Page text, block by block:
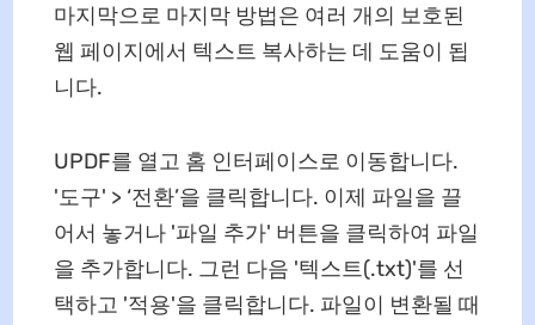
마지막으로 마지막 방법은 여러 개의 보호된
웹 페이지에서 텍스트 복사하는 데 도움이 됩
니다.
UPDF를 열고 홈 인터페이스로 이동합니다.
'도구' > ‘전환’을 클릭합니다. 이제 파일을 끌
어서 놓거나 '파일 추가' 버튼을 클릭하여 파일
을 추가합니다. 그런 다음 '텍스트(.txt)'를 선
택하고 '적용'을 클릭합니다. 파일이 변환될 때